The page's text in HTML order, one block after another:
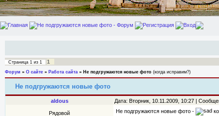
Главная Не подгружаются новые фото - Форум Регистрация Вход
Страница 1 из 1 1
Форум » О сайте » Работа сайта » Не подгружаются новые фото (когда исправим?)
Не подгружаются новые фото
aldous Дата: Вторник, 10.11.2009, 10:27 |
Рядовой Не подгружаются новые фото -